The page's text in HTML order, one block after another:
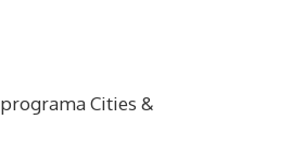
Cities &